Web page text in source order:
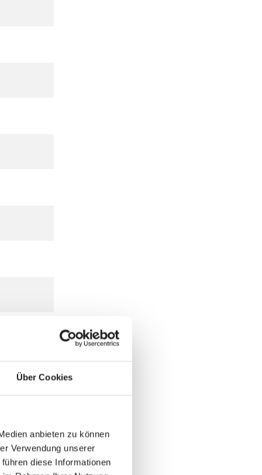
Über Cookies
anbieten zu können
Verwendung unserer
diese Informationen